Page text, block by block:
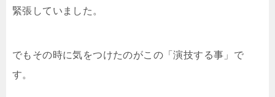
緊張していました。
でもその時に気をつけたのがこの「演技する事」で
す。